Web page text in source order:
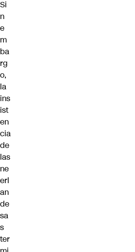
Si
n
e
m
ba
rg
o,
la
ins
ist
en
cia
de
las
ne
erl
an
de
sa
s
ter